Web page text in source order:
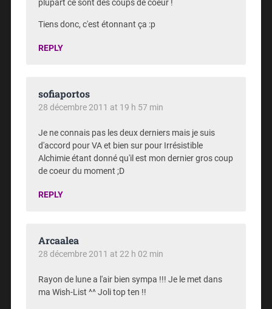
plupart ce sont des coups de coeur !
Tiens donc, c'est étonnant ça :p
REPLY
sofiaportos
28 décembre 2011 at 19 h 57 min
Je ne connais pas les deux derniers mais je suis
d'accord pour VA et bien sur pour Irrésistible
Alchimie étant donné qu'il est mon dernier gros coup
de coeur du moment ;D
REPLY
Arcaalea
28 décembre 2011 at 22 h 02 min
Rayon de lune a l'air bien sympa !!! Je le met dans
ma Wish-List ^^ Joli top ten !!